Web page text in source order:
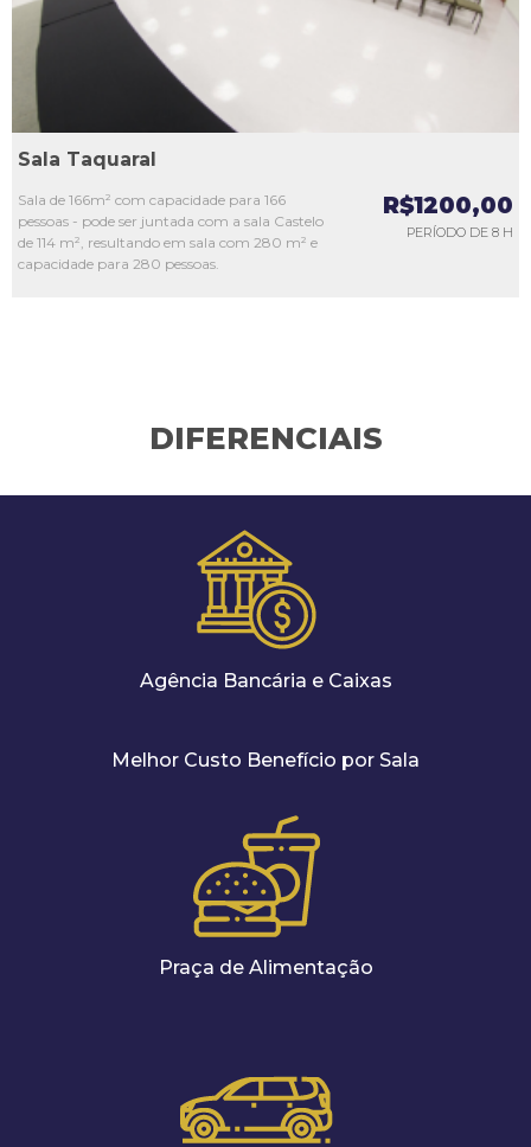
Sala Taquaral
Sala de 166m² com capacidade para 166
pessoas - pode ser juntada com a sala Castelo
de 114 m², resultando em sala com 280 m² e
capacidade para 280 pessoas.
R$1200,00
PERÍODO DE 8 H
DIFERENCIAIS
Agência Bancária e Caixas
Melhor Custo Benefício por Sala
Praça de Alimentação